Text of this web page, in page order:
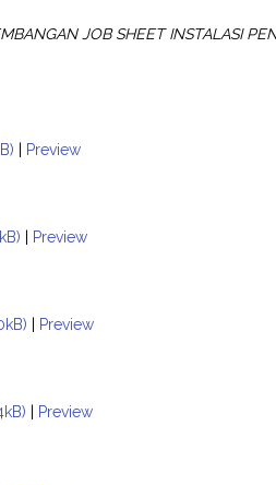
JOB SHEET INSTALASI
| Preview
| Preview
| Preview
| Preview